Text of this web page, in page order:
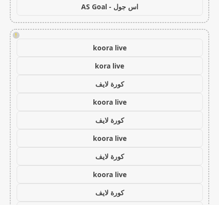
اس جول - AS Goal
!
koora live
kora live
كورة لايف
koora live
كورة لايف
koora live
كورة لايف
koora live
كورة لايف